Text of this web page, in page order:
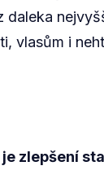
vlasům i
zlepšení